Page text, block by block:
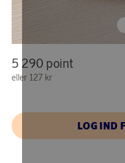
5 290 point
eller 127 kr
LOG IND